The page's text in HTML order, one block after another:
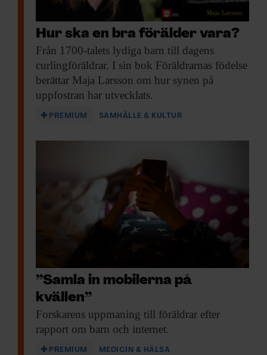
Hur ska en bra förälder vara?
Från 1700-talets lydiga barn till dagens
curlingföräldrar. I sin bok Föräldrarnas födelse
berättar Maja Larsson om hur synen på
uppfostran har utvecklats.
PREMIUM SAMHÄLLE & KULTUR
”Samla in mobilerna på
kvällen”
Forskarens uppmaning till föräldrar efter
rapport om barn och internet.
PREMIUM MEDICIN & HÄLSA